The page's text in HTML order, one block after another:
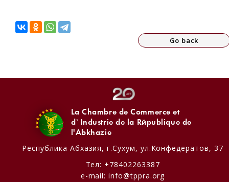
Go back
La Chambre de Commerce et
d`Industrie de la République de
l'Abkhazie
Республика Абхазия, г.Сухум, ул.Конфедератов, 37
Тел: +78402263387
e-mail:info@tppra.org